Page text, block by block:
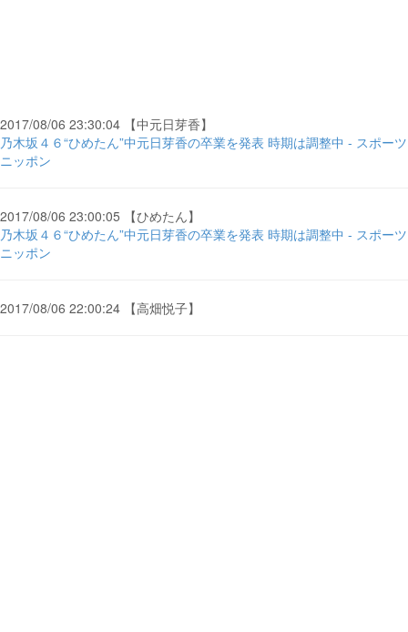
2017/08/06 23:30:04 【中元日芽香】
乃木坂４６“ひめたん”中元日芽香の卒業を発表 時期は調整中 - スポーツ
ニッポン
2017/08/06 23:00:05 【ひめたん】
乃木坂４６“ひめたん”中元日芽香の卒業を発表 時期は調整中 - スポーツ
ニッポン
2017/08/06 22:00:24 【高畑悦子】